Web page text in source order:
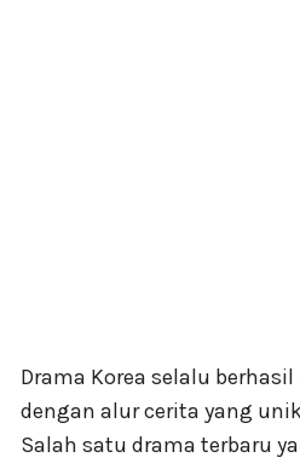
Drama Korea selalu
dengan alur cerita yang
Salah satu drama terbaru